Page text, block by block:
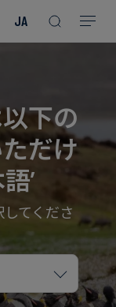
JA
Read more
Read more
Read more
Read more
Read more
下の
だけ
’
てくださ